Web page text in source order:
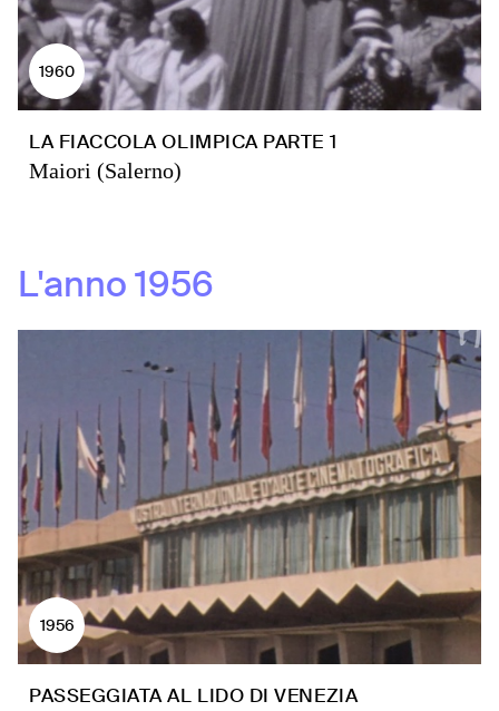
1960
LA FIACCOLA OLIMPICA PARTE 1
Maiori (Salerno)
L'anno1956
1956
PASSEGGIATA AL LIDO DI VENEZIA